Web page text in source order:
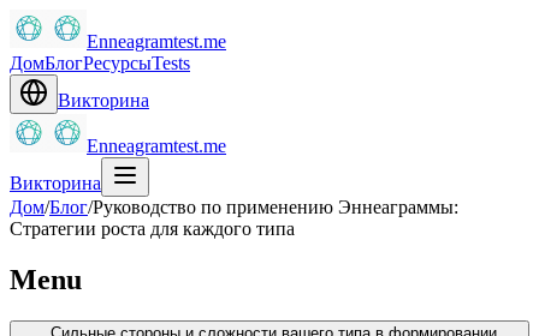
Enneagramtest.me
ДомБлогРесурсыTests
Викторина
Enneagramtest.me
Викторина
Дом/Блог/Руководство по применению Эннеаграммы:
Стратегии роста для каждого типа
Menu